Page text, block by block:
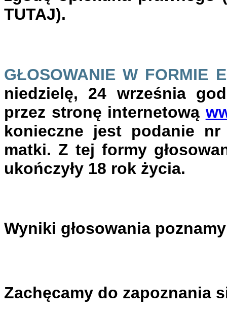
TUTAJ).
GŁOSOWANIE W FORMIE
niedzielę, 24 września
przez stronę internetową
konieczne jest podanie nr
matki. Z tej formy
ukończyły 18 rok życia.
Wyniki głosowania
Zachęcamy do zapoznania